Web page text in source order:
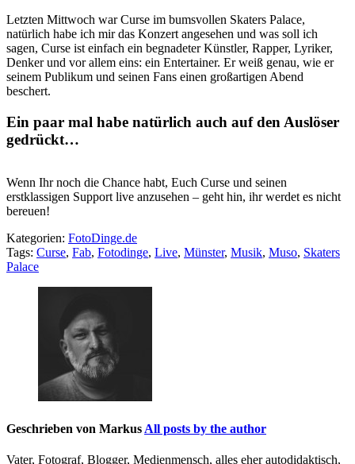
Letzten Mittwoch war Curse im bumsvollen Skaters Palace,
natürlich habe ich mir das Konzert angesehen und was soll ich
sagen, Curse ist einfach ein begnadeter Künstler, Rapper, Lyriker,
Denker und vor allem eins: ein Entertainer. Er weiß genau, wie er
seinem Publikum und seinen Fans einen großartigen Abend
beschert.
Ein paar mal habe natürlich auch auf den Auslöser
gedrückt…
Wenn Ihr noch die Chance habt, Euch Curse und seinen
erstklassigen Support live anzusehen – geht hin, ihr werdet es nicht
bereuen!
Kategorien: FotoDinge.de
Tags: Curse, Fab, Fotodinge, Live, Münster, Musik, Muso, Skaters
Palace
Geschrieben von Markus All posts by the author
Vater, Fotograf, Blogger, Medienmensch, alles eher autodidaktisch,